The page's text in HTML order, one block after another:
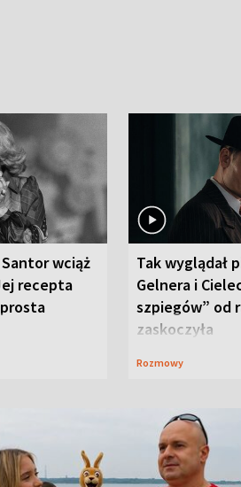
wciąż
recepta
Tak wyglądał
Gelnera i
szpiegów” od
zaskoczyła
Rozmowy